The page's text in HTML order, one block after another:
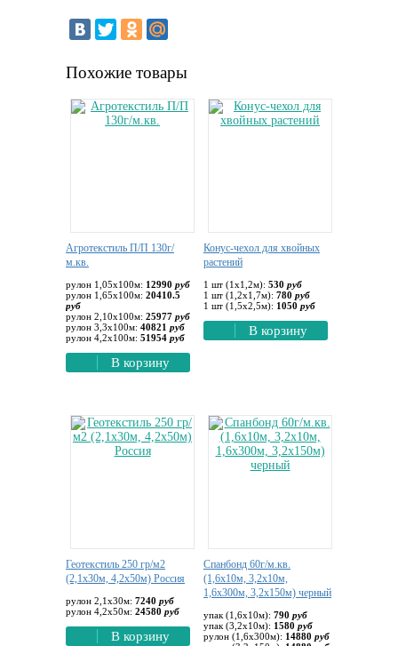
Похожие товары
Агротекстиль П/П 130г/
м.кв.
рулон 1,05х100м: 12990 руб
рулон 1,65х100м: 20410.5
руб
рулон 2,10х100м: 25977 руб
рулон 3,3х100м: 40821 руб
рулон 4,2х100м: 51954 руб
В корзину
Конус-чехол для хвойных
растений
1 шт (1х1,2м): 530 руб
1 шт (1,2х1,7м): 780 руб
1 шт (1,5х2,5м): 1050 руб
В корзину
Геотекстиль 250 гр/м2
(2,1х30м, 4,2х50м) Россия
рулон 2,1х30м: 7240 руб
рулон 4,2х50м: 24580 руб
В корзину
Спанбонд 60г/м.кв.
(1,6х10м, 3,2х10м,
1,6х300м, 3,2х150м) черный
упак (1,6х10м): 790 руб
упак (3,2х10м): 1580 руб
рулон (1,6х300м): 14880 руб